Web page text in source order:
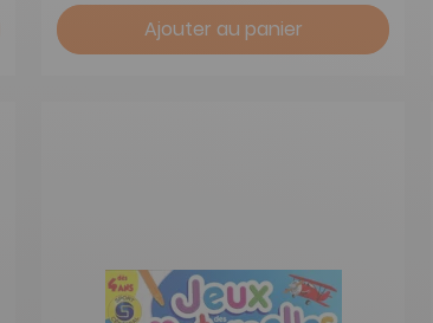
Ajouter au panier